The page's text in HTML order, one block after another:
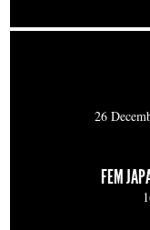
26
FEM